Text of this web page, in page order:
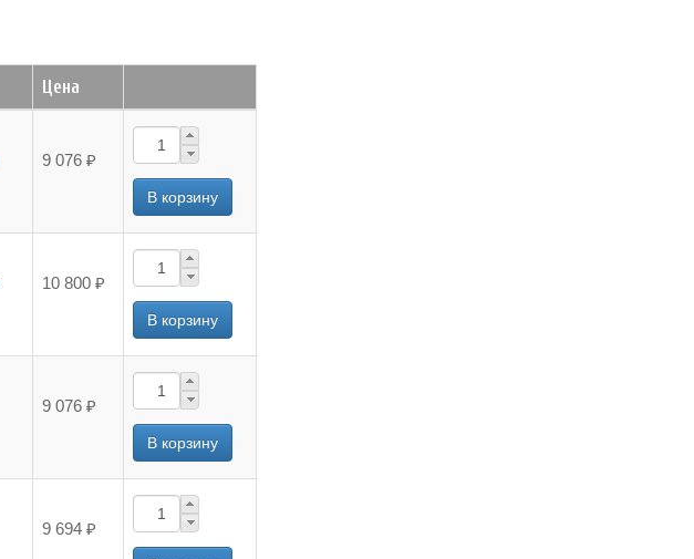
Цена
9 076 ₽
10 800 ₽
9 076 ₽
9 694 ₽